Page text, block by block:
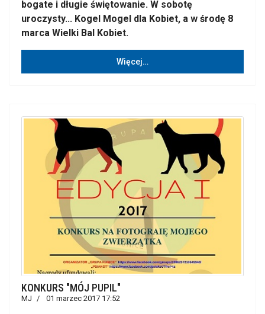
bogate i długie świętowanie. W sobotę
uroczysty... Kogel Mogel dla Kobiet, a w środę 8
marca Wielki Bal Kobiet.
Więcej…
KONKURS "MÓJ PUPIL"
MJ 01 marzec 2017 17:52